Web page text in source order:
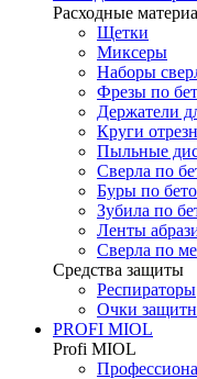
Расходные
Щетки
Миксеры
Наборы
Фрезы по
Держатели
Круги
Пыльные
Сверла по
Буры по
Зубила по
Ленты
Сверла по
Средства защиты
Респираторы
Очки
PROFI MIOL
Profi MIOL